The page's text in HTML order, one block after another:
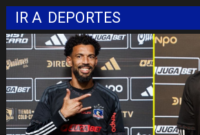
IR A DEPORTES